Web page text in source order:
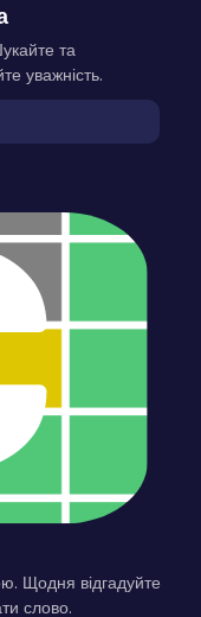
та
уважність.
Щодня відгадуйте
слово.